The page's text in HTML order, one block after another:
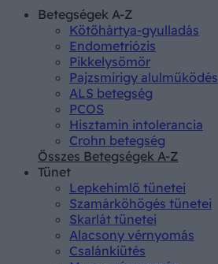
Betegségek A-Z
Kötőhártya-gyulladás
Endometriózis
Pikkelysömör
Pajzsmirigy alulműködés
ALS betegség
PCOS
Hisztamin intolerancia
Crohn betegség
Összes Betegségek A-Z
Tünet
Lepkehimlő tünetei
Szamárköhögés tünetei
Skarlát tünetei
Alacsony vérnyomás
Csalánkiütés